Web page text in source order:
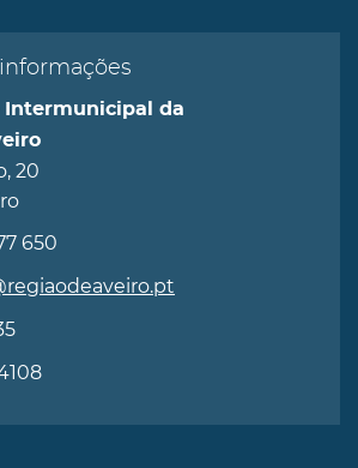
Intermunicipal da
20
650